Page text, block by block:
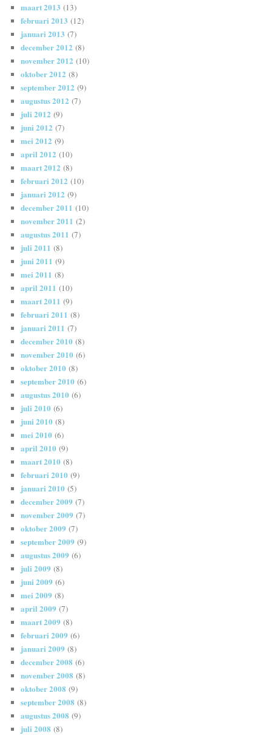
maart 2013 (13)
februari 2013 (12)
januari 2013 (7)
december 2012 (8)
november 2012 (10)
oktober 2012 (8)
september 2012 (9)
augustus 2012 (7)
juli 2012 (9)
juni 2012 (7)
mei 2012 (9)
april 2012 (10)
maart 2012 (8)
februari 2012 (10)
januari 2012 (9)
december 2011 (10)
november 2011 (2)
augustus 2011 (7)
juli 2011 (8)
juni 2011 (9)
mei 2011 (8)
april 2011 (10)
maart 2011 (9)
februari 2011 (8)
januari 2011 (7)
december 2010 (8)
november 2010 (6)
oktober 2010 (8)
september 2010 (6)
augustus 2010 (6)
juli 2010 (6)
juni 2010 (8)
mei 2010 (6)
april 2010 (9)
maart 2010 (8)
februari 2010 (9)
januari 2010 (5)
december 2009 (7)
november 2009 (7)
oktober 2009 (7)
september 2009 (9)
augustus 2009 (6)
juli 2009 (8)
juni 2009 (6)
mei 2009 (8)
april 2009 (7)
maart 2009 (8)
februari 2009 (6)
januari 2009 (8)
december 2008 (6)
november 2008 (8)
oktober 2008 (9)
september 2008 (8)
augustus 2008 (9)
juli 2008 (8)